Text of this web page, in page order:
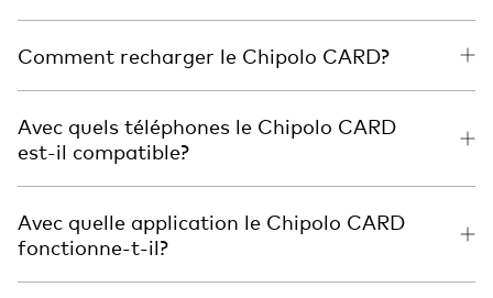
Comment recharger le Chipolo CARD?
Avec quels téléphones le Chipolo CARD
est-il compatible?
Avec quelle application le Chipolo CARD
fonctionne-t-il?